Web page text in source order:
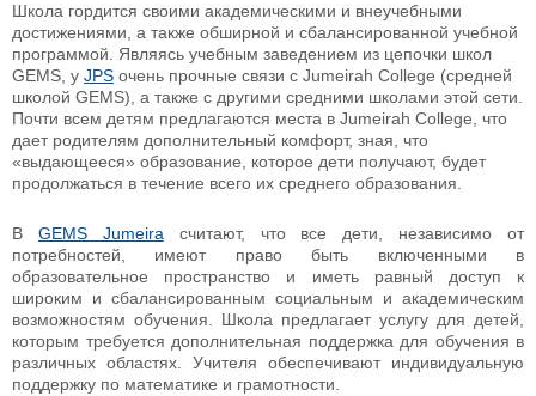
Школа гордится своими академическими и внеучебными
достижениями, а также обширной и сбалансированной учебной
программой. Являясь учебным заведением из цепочки школ
GEMS, у JPS очень прочные связи с Jumeirah College (средней
школой GEMS), а также с другими средними школами этой сети.
Почти всем детям предлагаются места в Jumeirah College, что
дает родителям дополнительный комфорт, зная, что
«выдающееся» образование, которое дети получают, будет
продолжаться в течение всего их среднего образования.
В GEMS Jumeira считают, что все дети, независимо от
потребностей, имеют право быть включенными в
образовательное пространство и иметь равный доступ к
широким и сбалансированным социальным и академическим
возможностям обучения. Школа предлагает услугу для детей,
которым требуется дополнительная поддержка для обучения в
различных областях. Учителя обеспечивают индивидуальную
поддержку по математике и грамотности.